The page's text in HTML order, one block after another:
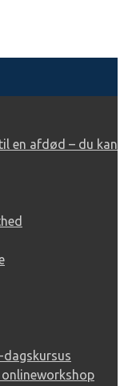
en afdød – du kan